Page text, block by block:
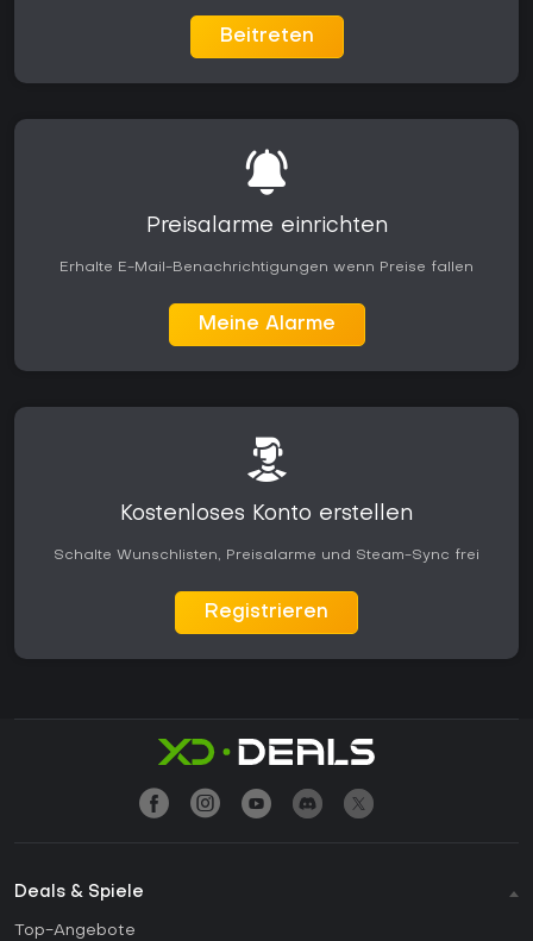
Beitreten
Preisalarme einrichten
Erhalte E-Mail-Benachrichtigungen wenn Preise fallen
Meine Alarme
Kostenloses Konto erstellen
Schalte Wunschlisten, Preisalarme und Steam-Sync frei
Registrieren
Deals & Spiele
Top-Angebote